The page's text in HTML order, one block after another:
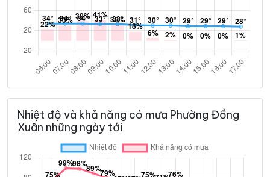
Nhiệt độ và khả năng có mưa Phường Đồng
Xuân những ngày tới